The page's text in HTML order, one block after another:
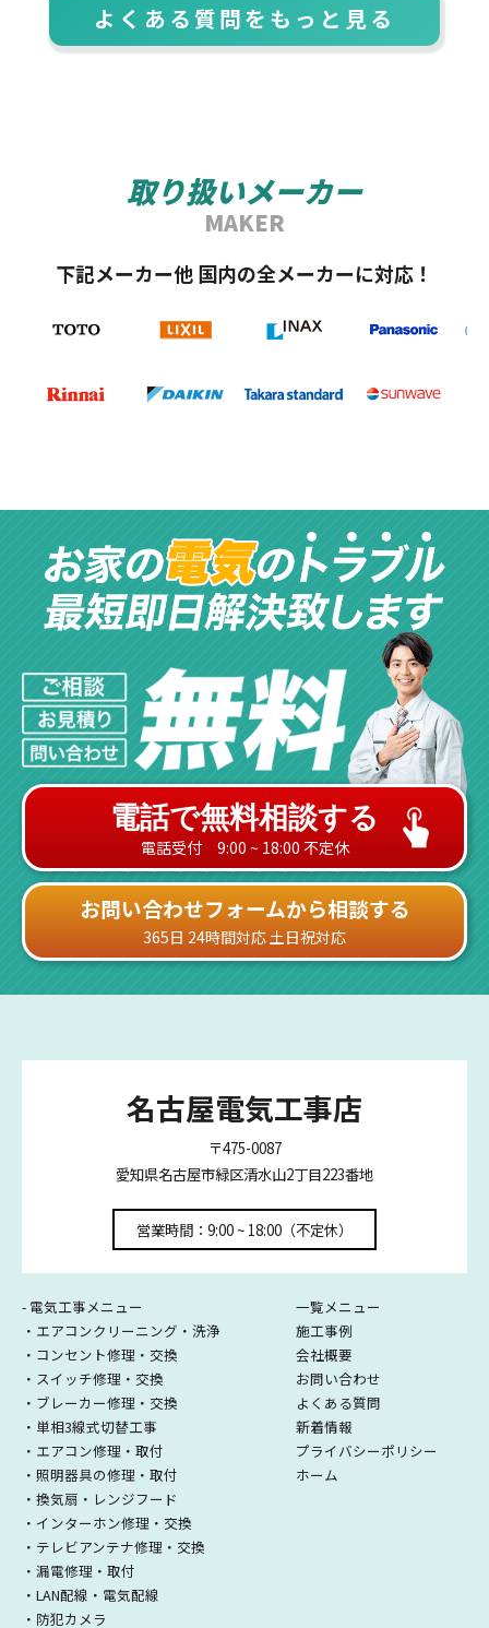
よくある質問をもっと見る
取り扱いメーカー
MAKER
下記メーカー他 国内の全メーカーに対応！
電話で無料相談する
電話受付 9:00 ~ 18:00 不定休
お問い合わせフォームから相談する
365日 24時間対応 土日祝対応
名古屋電気工事店
〒475-0087
愛知県名古屋市緑区清水山2丁目223番地
営業時間：9:00 ~ 18:00（不定休）
- 電気工事メニュー
・エアコンクリーニング・洗浄
・コンセント修理・交換
・スイッチ修理・交換
・ブレーカー修理・交換
・単相3線式切替工事
・エアコン修理・取付
・照明器具の修理・取付
・換気扇・レンジフード
・インターホン修理・交換
・テレビアンテナ修理・交換
・漏電修理・取付
・LAN配線・電気配線
・防犯カメラ
一覧メニュー
施工事例
会社概要
お問い合わせ
よくある質問
新着情報
プライバシーポリシー
ホーム